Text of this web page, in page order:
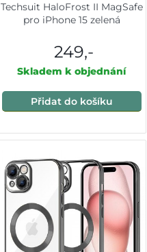
Techsuit HaloFrost II MagSafe
pro iPhone 15 zelená
249,-
Skladem k objednání
Přidat do košíku